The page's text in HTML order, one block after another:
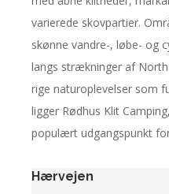
varierede skovpartier.
skønne vandre-, løbe- og
langs strækninger af
rige naturoplevelser som
ligger Rødhus Klit
populært udgangspunkt
Hærvejen